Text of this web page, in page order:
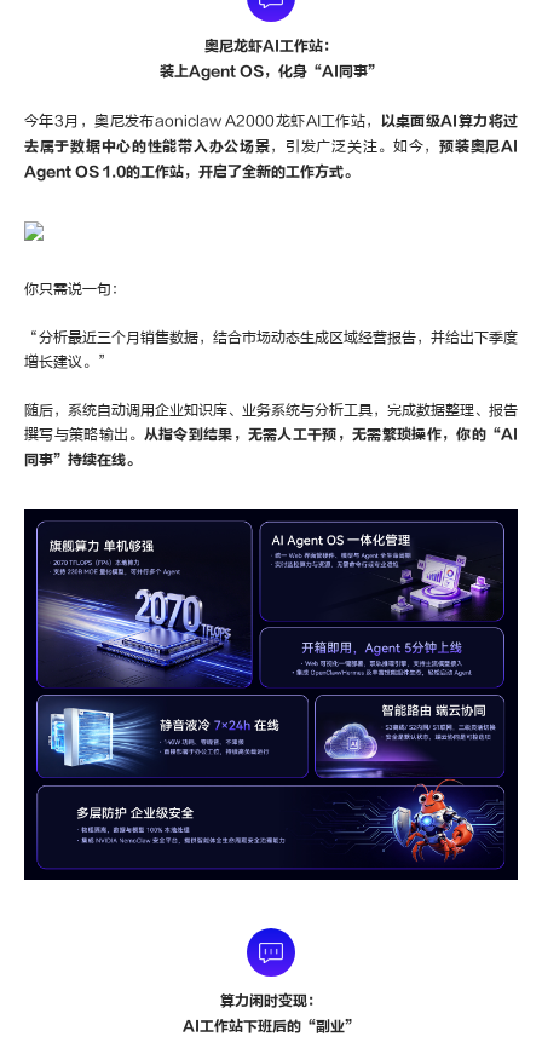
奥尼龙虾AI工作站：
装上Agent OS，化身“AI同事”
今年3月，奥尼发布aoniclaw A2000龙虾AI工作站， 以桌面级AI算力将过
去属于数据中心的性能带入办公场景，引发广泛关注。如今，预装奥尼AI
Agent OS 1.0的工作站，开启了全新的工作方式。
你只需说一句：
“分析最近三个月销售数据，结合市场动态生成区域经营报告，并给出下季度
增长建议。”
随后，系统自动调用企业知识库、业务系统与分析工具，完成数据整理、报告
撰写与策略输出。 从指令到结果，无需人工干预，无需繁琐操作，你的“AI
同事”持续在线。
算力闲时变现：
AI工作站下班后的“副业”